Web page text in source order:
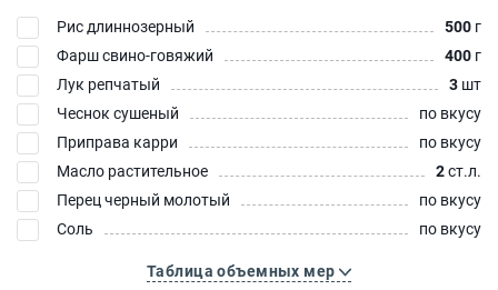
Рис длиннозерный 500 г
Фарш свино-говяжий
400 г
Лук репчатый
3 шт
Чеснок сушеный
по вкусу
Приправа карри
по вкусу
Масло растительное
2ст.л.
Перец черный молотый
по вкусу
Соль
по вкусу
Таблица объемных мер